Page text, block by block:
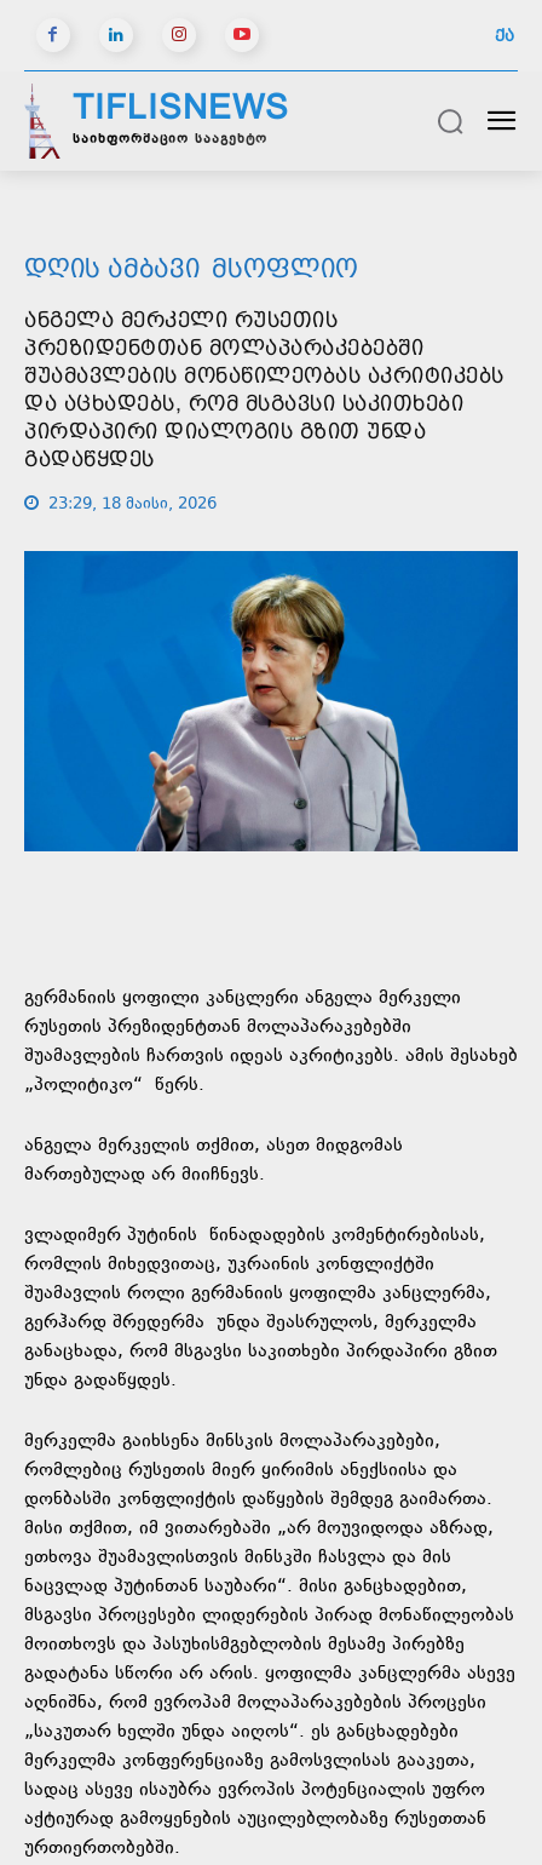
ᲥᲐ
TIFLISNEWS
საინფორმაციო სააგენტო
ᲓᲦᲘᲡ ᲐᲛᲑᲐᲕᲘ ᲛᲡᲝᲤᲚᲘᲝ
ᲐᲜᲒᲔᲚᲐ ᲛᲔᲠᲙᲔᲚᲘ ᲠᲣᲡᲔᲗᲘᲡ
ᲞᲠᲔᲖᲘᲓᲔᲜᲢᲗᲐᲜ ᲛᲝᲚᲐᲞᲐᲠᲐᲙᲔᲑᲔᲑᲨᲘ
ᲨᲣᲐᲛᲐᲕᲚᲔᲑᲘᲡ ᲛᲝᲜᲐᲬᲘᲚᲔᲝᲑᲐᲡ ᲐᲙᲠᲘᲢᲘᲙᲔᲑᲡ
ᲓᲐ ᲐᲪᲮᲐᲓᲔᲑᲡ, ᲠᲝᲛ ᲛᲡᲒᲐᲕᲡᲘ ᲡᲐᲙᲘᲗᲮᲔᲑᲘ
ᲞᲘᲠᲓᲐᲞᲘᲠᲘ ᲓᲘᲐᲚᲝᲒᲘᲡ ᲒᲖᲘᲗ ᲣᲜᲓᲐ
ᲒᲐᲓᲐᲬᲧᲓᲔᲡ
23:29, 18 მაისი, 2026
გერმანიის ყოფილი კანცლერი ანგელა მერკელი
რუსეთის პრეზიდენტთან მოლაპარაკებებში
შუამავლების ჩართვის იდეას აკრიტიკებს. ამის შესახებ
„პოლიტიკო“ წერს.
ანგელა მერკელის თქმით, ასეთ მიდგომას
მართებულად არ მიიჩნევს.
ვლადიმერ პუტინის წინადადების კომენტირებისას,
რომლის მიხედვითაც, უკრაინის კონფლიქტში
შუამავლის როლი გერმანიის ყოფილმა კანცლერმა,
გერჰარდ შრედერმა უნდა შეასრულოს, მერკელმა
განაცხადა, რომ მსგავსი საკითხები პირდაპირი გზით
უნდა გადაწყდეს.
მერკელმა გაიხსენა მინსკის მოლაპარაკებები,
რომლებიც რუსეთის მიერ ყირიმის ანექსიისა და
დონბასში კონფლიქტის დაწყების შემდეგ გაიმართა.
მისი თქმით, იმ ვითარებაში „არ მოუვიდოდა აზრად,
ეთხოვა შუამავლისთვის მინსკში ჩასვლა და მის
ნაცვლად პუტინთან საუბარი“. მისი განცხადებით,
მსგავსი პროცესები ლიდერების პირად მონაწილეობას
მოითხოვს და პასუხისმგებლობის მესამე პირებზე
გადატანა სწორი არ არის. ყოფილმა კანცლერმა ასევე
აღნიშნა, რომ ევროპამ მოლაპარაკებების პროცესი
„საკუთარ ხელში უნდა აიღოს“. ეს განცხადებები
მერკელმა კონფერენციაზე გამოსვლისას გააკეთა,
სადაც ასევე ისაუბრა ევროპის პოტენციალის უფრო
აქტიურად გამოყენების აუცილებლობაზე რუსეთთან
ურთიერთობებში.